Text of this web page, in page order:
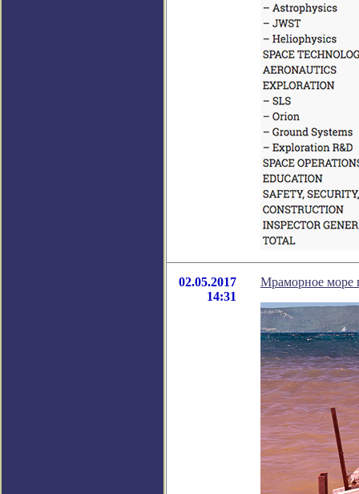
02.05.2017
14:31
Мраморное море